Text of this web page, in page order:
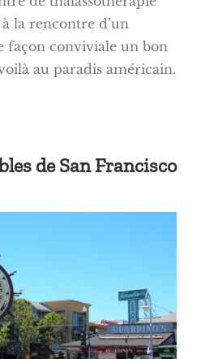
la rencontre d’un
façon conviviale un bon
au paradis américain.
de San Francisco